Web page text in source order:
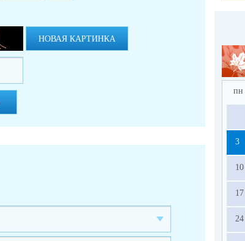
НОВАЯ КАРТИНКА
пн
3
10
17
24